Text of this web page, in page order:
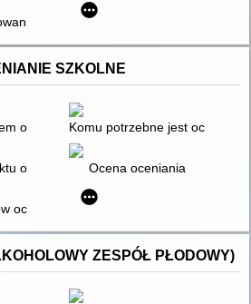
młodzieży na rzecz
SZKOLNE
oceniania : język angielski i niemiecki -
Komu potrzebne jest ocenianie
oceniającego w pomiarze edukacyjnym
Ocena oceniania
ocen z matematyki w klasach IV-VI
ZESPÓŁ PŁODOWY)